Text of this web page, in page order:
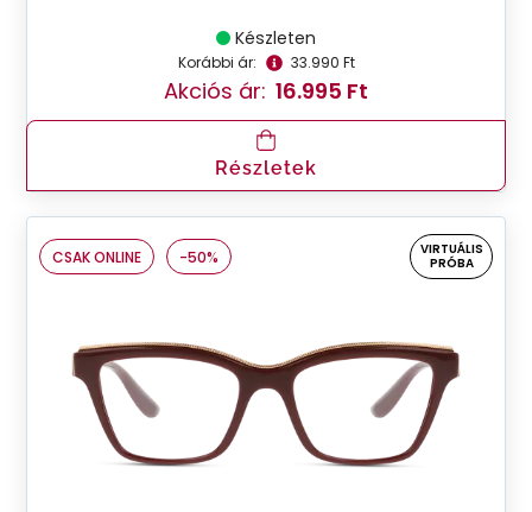
Készleten
Korábbi ár: 33.990 Ft
Akciós ár: 16.995 Ft
Részletek
CSAK ONLINE -50%
VIRTUÁLIS
PRÓBA